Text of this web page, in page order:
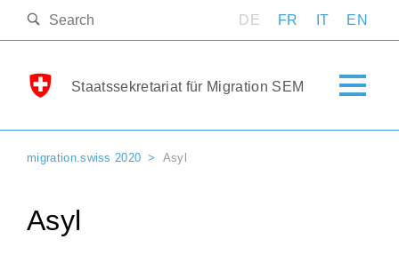
DE FR IT EN
Staatssekretariat für Migration SEM
migration.swiss 2020 Asyl
Asyl